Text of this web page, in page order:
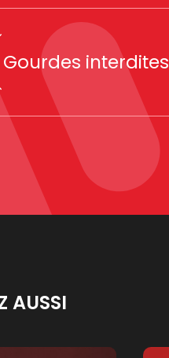
Gourdes interdites
AUSSI